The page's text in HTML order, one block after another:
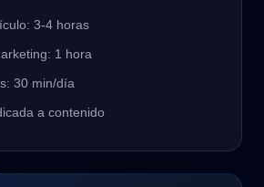
3-4 horas
1 hora
30 min/día
a contenido